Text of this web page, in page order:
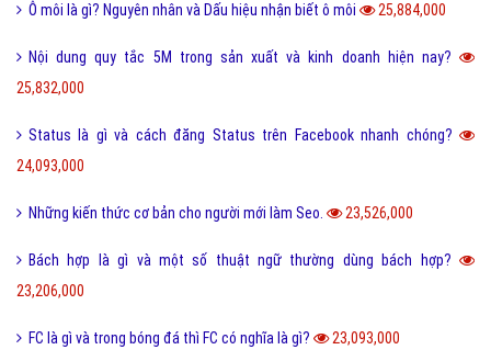
Ô môi là gì? Nguyên nhân và Dấu hiệu nhận biết ô môi 25,884,000
Nội dung quy tắc 5M trong sản xuất và kinh doanh hiện nay?
25,832,000
Status là gì và cách đăng Status trên Facebook nhanh chóng?
24,093,000
Những kiến thức cơ bản cho người mới làm Seo. 23,526,000
Bách hợp là gì và một số thuật ngữ thường dùng bách hợp?
23,206,000
FC là gì và trong bóng đá thì FC có nghĩa là gì? 23,093,000